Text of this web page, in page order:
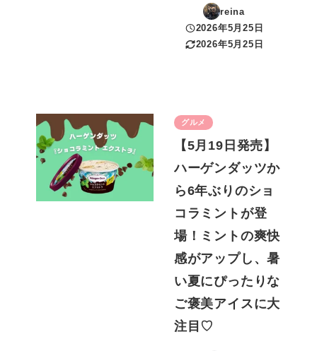
reina
投稿日
2026年5月25日
更新日
2026年5月25日
グルメ
【5月19日発売】
ハーゲンダッツか
ら6年ぶりのショ
コラミントが登
場！ミントの爽快
感がアップし、暑
い夏にぴったりな
ご褒美アイスに大
注目♡